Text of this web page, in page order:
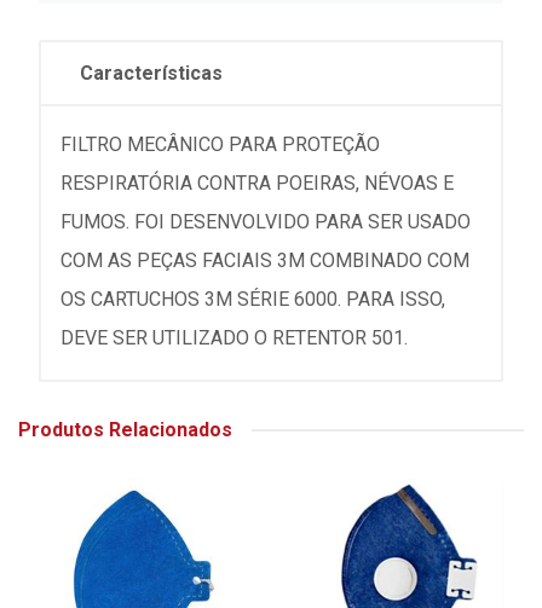
Características
FILTRO MECÂNICO PARA PROTEÇÃO
RESPIRATÓRIA CONTRA POEIRAS, NÉVOAS E
FUMOS. FOI DESENVOLVIDO PARA SER USADO
COM AS PEÇAS FACIAIS 3M COMBINADO COM
OS CARTUCHOS 3M SÉRIE 6000. PARA ISSO,
DEVE SER UTILIZADO O RETENTOR 501.
Produtos Relacionados